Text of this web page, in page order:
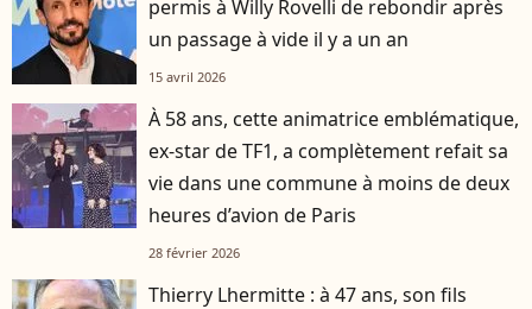
permis à Willy Rovelli de rebondir après
un passage à vide il y a un an
15 avril 2026
À 58 ans, cette animatrice emblématique,
ex-star de TF1, a complètement refait sa
vie dans une commune à moins de deux
heures d’avion de Paris
28 février 2026
Thierry Lhermitte : à 47 ans, son fils